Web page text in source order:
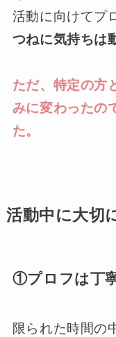
活動に向けてプ
つねに気持ちは
ただ、特定の方
みに変わったの
た。
活動中に大切
①プロフは丁
限られた時間の